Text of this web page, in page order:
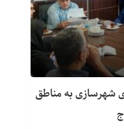
شهرسازی به مناطق